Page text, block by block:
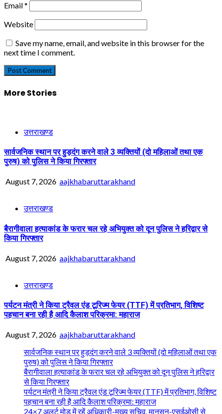
Email*
Website
Save my name, email, and website in this browser for the
next time I comment.
More Stories
उत्तराखण्ड
सार्वजनिक स्थान पर हुड़दंग करने वाले 3 व्यक्तियों (दो महिलाओं तथा एक
पुरुष) को पुलिस ने किया गिरफ्तार
August 7, 2026 aajkhabaruttarakhand
उत्तराखण्ड
बैरागीवाला हत्याकांड के फरार चल रहे अभियुक्त को दून पुलिस ने हरिद्वार से
किया गिरफ्तार
August 7, 2026 aajkhabaruttarakhand
उत्तराखण्ड
पर्यटन मंत्री ने किया ट्रैवल एंड टूरिज्म फेयर (TTF) में प्रतिभाग, विशिष्ट
पहचान बना रही है आदि कैलाश परिक्रमा: महाराज
August 7, 2026 aajkhabaruttarakhand
सार्वजनिक स्थान पर हुड़दंग करने वाले 3 व्यक्तियों (दो महिलाओं तथा एक
पुरुष) को पुलिस ने किया गिरफ्तार
बैरागीवाला हत्याकांड के फरार चल रहे अभियुक्त को दून पुलिस ने हरिद्वार
से किया गिरफ्तार
पर्यटन मंत्री ने किया ट्रैवल एंड टूरिज्म फेयर (TTF) में प्रतिभाग, विशिष्ट
पहचान बना रही है आदि कैलाश परिक्रमा: महाराज
24×7 अलर्ट मोड में रहें अधिकारी-मुख्य सचिव, मानसून-एसईओसी से